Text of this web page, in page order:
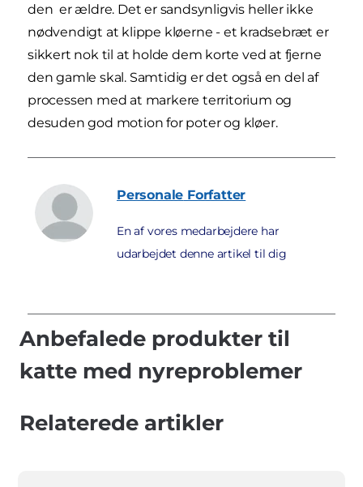
den er ældre. Det er sandsynligvis heller ikke
nødvendigt at klippe kløerne - et kradsebræt er
sikkert nok til at holde dem korte ved at fjerne
den gamle skal. Samtidig er det også en del af
processen med at markere territorium og
desuden god motion for poter og kløer.
Personale Forfatter
En af vores medarbejdere har
udarbejdet denne artikel til dig
Anbefalede produkter til
katte med nyreproblemer
Relaterede artikler